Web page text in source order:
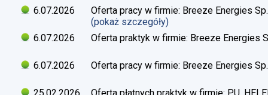
6.07.2026
Oferta pracy w firmie: Breeze Energies
(pokaż szczegóły)
6.07.2026
Oferta praktyk w firmie: Breeze Energies
6.07.2026 Oferta pracy w firmie: Breeze Energies